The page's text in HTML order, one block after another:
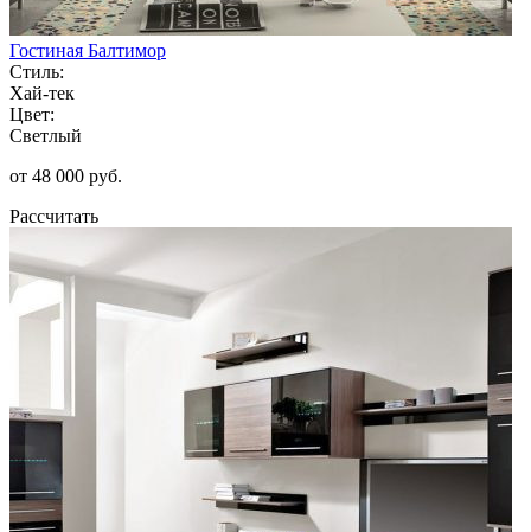
Гостиная Балтимор
Стиль:
Хай-тек
Цвет:
Светлый
от 48 000 руб.
Рассчитать